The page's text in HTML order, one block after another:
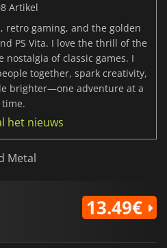
Artikel
retro gaming, and the golden
PS Vita. I love the thrill of the
nostalgia of classic games. I
together, spark creativity,
brighter—one adventure at a
time.
het nieuws
Metal
13.49€